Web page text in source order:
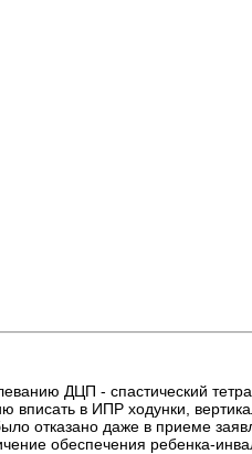
ДЦП - спастический
в ИПР ходунки,
отказано даже в приеме
обеспечения ребенка-